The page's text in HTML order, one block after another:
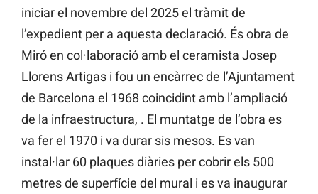
iniciar el novembre del 2025 el tràmit de
l’expedient per a aquesta declaració. És obra de
Miró en col·laboració amb el ceramista Josep
Llorens Artigas i fou un encàrrec de l’Ajuntament
de Barcelona el 1968 coincidint amb l’ampliació
de la infraestructura, . El muntatge de l’obra es
va fer el 1970 i va durar sis mesos. Es van
instal·lar 60 plaques diàries per cobrir els 500
metres de superfície del mural i es va inaugurar